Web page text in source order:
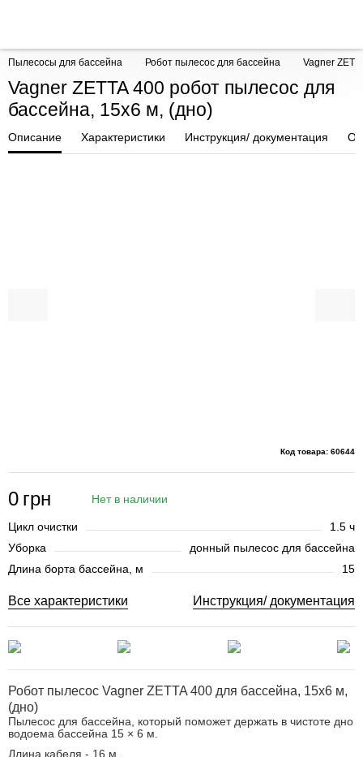
Пылесосы для бассейна Робот пылесос для бассейна Vagner
Vagner ZETTA 400 робот пылесос для
бассейна, 15x6 м, (дно)
Описание Характеристики Инструкция/ документация
Код товара: 60644
0 грн Нет в наличии
Цикл очистки
1.5 ч
Уборка
донный пылесос для бассейна
Длина борта бассейна, м
15
Все характеристики Инструкция/ документация
Робот пылесос Vagner ZETTA 400 для бассейна, 15x6 м,
(дно)
Пылесос для бассейна, который поможет держать в чистоте дно
водоема бассейна 15 × 6 м.
Длина кабеля - 16 м.